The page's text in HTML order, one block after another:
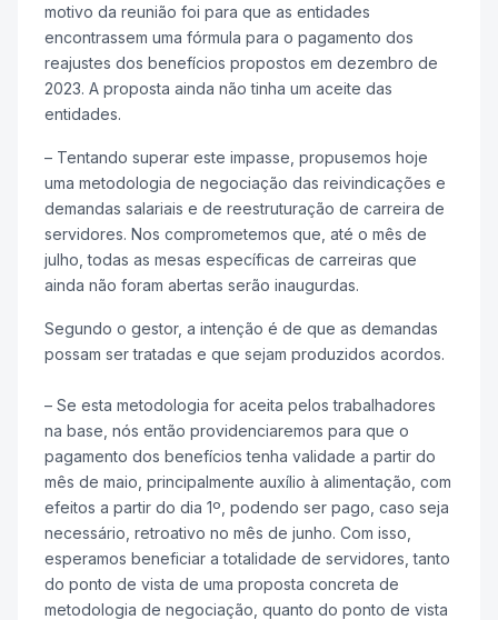
motivo da reunião foi para que as entidades
encontrassem uma fórmula para o pagamento dos
reajustes dos benefícios propostos em dezembro de
2023. A proposta ainda não tinha um aceite das
entidades.
– Tentando superar este impasse, propusemos hoje
uma metodologia de negociação das reivindicações e
demandas salariais e de reestruturação de carreira de
servidores. Nos comprometemos que, até o mês de
julho, todas as mesas específicas de carreiras que
ainda não foram abertas serão inaugurdas.
Segundo o gestor, a intenção é de que as demandas
possam ser tratadas e que sejam produzidos acordos.
– Se esta metodologia for aceita pelos trabalhadores
na base, nós então providenciaremos para que o
pagamento dos benefícios tenha validade a partir do
mês de maio, principalmente auxílio à alimentação, com
efeitos a partir do dia 1º, podendo ser pago, caso seja
necessário, retroativo no mês de junho. Com isso,
esperamos beneficiar a totalidade de servidores, tanto
do ponto de vista de uma proposta concreta de
metodologia de negociação, quanto do ponto de vista